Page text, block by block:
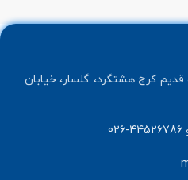
قدیم کرج هشتگرد، گلسار، خیابان
44526786-026